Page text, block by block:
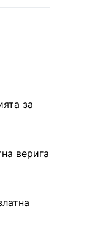
за
верига